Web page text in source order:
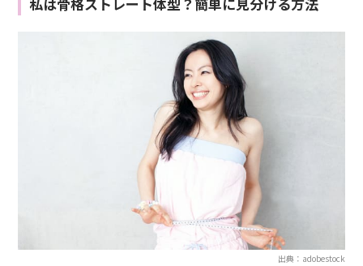
出典：adobestock